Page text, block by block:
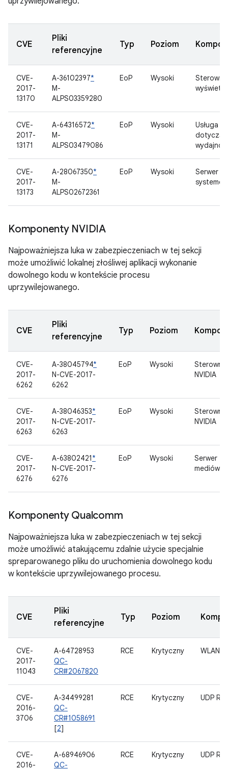
CVE
Pliki
referencyjne
Typ Poziom
CVE-
2017-
13170
A-36102397*
M-
ALPS03359280
EoP Wysoki
Sterownik
CVE-
2017-
13171
A-64316572*
M-
ALPS03479086
EoP Wysoki
Usługa
CVE-
2017-
13173
A-28067350*
M-
ALPS02672361
EoP Wysoki
Serwer
Komponenty NVIDIA
Najpoważniejsza luka w zabezpieczeniach w tej sekcji
może umożliwić lokalnej złośliwej aplikacji wykonanie
dowolnego kodu w kontekście procesu
uprzywilejowanego.
CVE
Pliki
referencyjne
Typ Poziom
CVE-
2017-
6262
A-38045794*
N-CVE-2017-
6262
EoP Wysoki
Sterownik
NVIDIA
CVE-
2017-
6263
A-38046353*
N-CVE-2017-
6263
EoP Wysoki
Sterownik
NVIDIA
CVE-
2017-
6276
A-63802421*
N-CVE-2017-
6276
EoP Wysoki
Serwer
mediów
Komponenty Qualcomm
Najpoważniejsza luka w zabezpieczeniach w tej sekcji
może umożliwić atakującemu zdalnie użycie specjalnie
spreparowanego pliku do uruchomienia dowolnego kodu
w kontekście uprzywilejowanego procesu.
CVE
Pliki
referencyjne
Typ Poziom
CVE-
2017-
11043
A-64728953
QC-
CR#2067820
RCE Krytyczny WLAN
CVE-
2016-
3706
A-34499281
QC-
CR#1058691
[2]
RCE Krytyczny UDP
CVE-
2016-
A-68946906
QC-
RCE Krytyczny UDP